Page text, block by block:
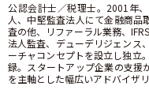
公認会計士／税理士。2001年
人、中堅監査法人にて金融商
査の他、リファーラル業務、
法人監査、デューデリジェンス
ーチャコンセプトを設立し独立
録。スタートアップ企業の支援
を主軸とした幅広いアドバイザ